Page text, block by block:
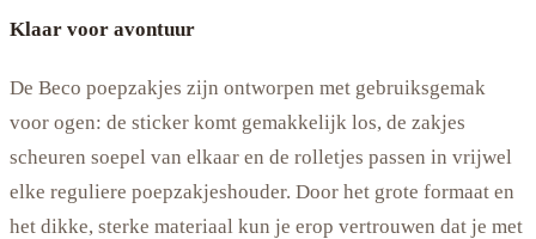
Klaar voor avontuur
De Beco poepzakjes zijn ontworpen met gebruiksgemak
voor ogen: de sticker komt gemakkelijk los, de zakjes
scheuren soepel van elkaar en de rolletjes passen in vrijwel
elke reguliere poepzakjeshouder. Door het grote formaat en
het dikke, sterke materiaal kun je erop vertrouwen dat je met